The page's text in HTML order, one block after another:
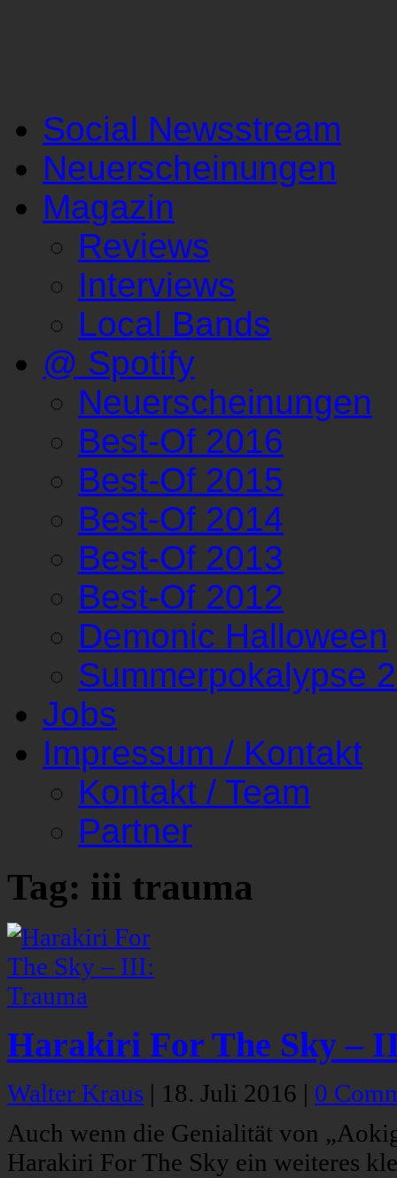
Social Newsstream
Neuerscheinungen
Magazin
Reviews
Interviews
Local Bands
@ Spotify
Neuerscheinungen
Best-Of 2016
Best-Of 2015
Best-Of 2014
Best-Of 2013
Best-Of 2012
Demonic Halloween
Summerpokalypse
Jobs
Impressum / Kontakt
Kontakt / Team
Partner
Tag: iii trauma
Harakiri For The Sky –
Walter Kraus | 18. Juli 2016 | 0
Auch wenn die Genialität von
Harakiri For The Sky ein weiteres